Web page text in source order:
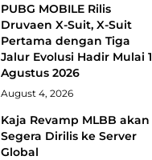
PUBG MOBILE Rilis
Druvaen X-Suit, X-Suit
Pertama dengan Tiga
Jalur Evolusi Hadir Mulai 1
Agustus 2026
August 4, 2026
Kaja Revamp MLBB akan
Segera Dirilis ke Server
Global